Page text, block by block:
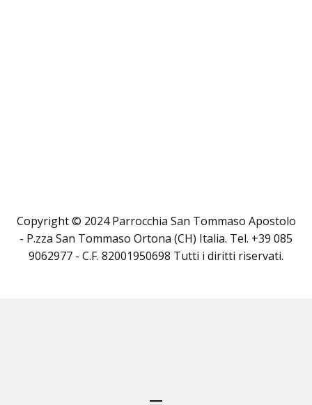
Copyright © 2024 Parrocchia San Tommaso Apostolo
- P.zza San Tommaso Ortona (CH) Italia. Tel. +39 085
9062977 - C.F. 82001950698 Tutti i diritti riservati.